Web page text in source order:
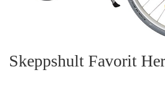
Skeppshult Favorit